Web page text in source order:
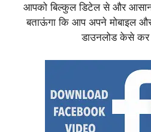
आपको बिल्कुल डिटेल से और
बताऊंगा कि आप अपने मोबाइल
डाउनलोड केसे